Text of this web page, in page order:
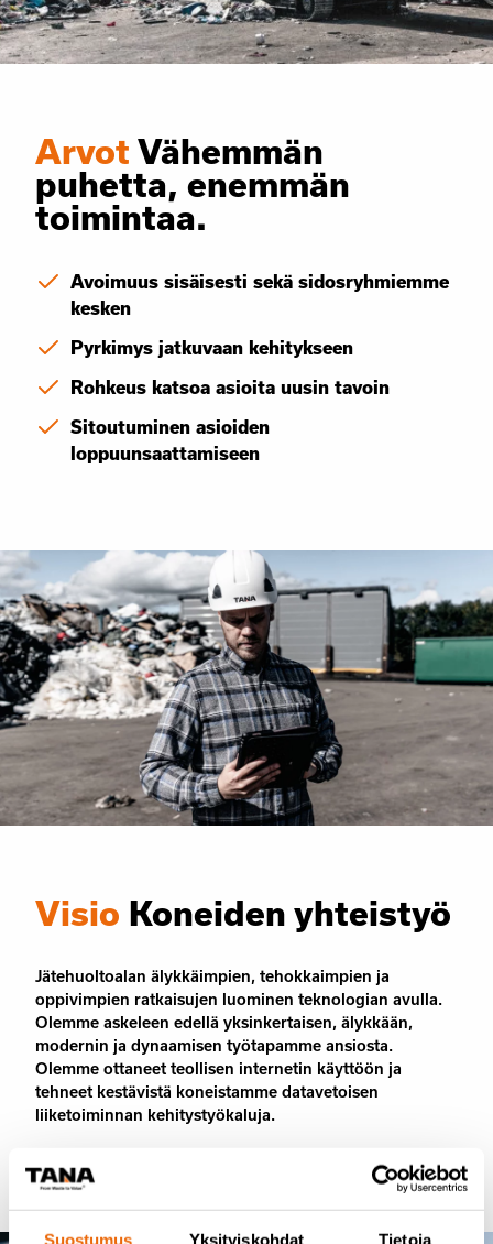
Suostumus Yksityiskohdat Tietoja
Arvot Vähemmän
puhetta, enemmän
toimintaa.
Avoimuus sisäisesti sekä sidosryhmiemme
kesken
Pyrkimys jatkuvaan kehitykseen
Rohkeus katsoa asioita uusin tavoin
Sitoutuminen asioiden
loppuunsaattamiseen
Visio Koneiden yhteistyö
Jätehuoltoalan älykkäimpien, tehokkaimpien ja
oppivimpien ratkaisujen luominen teknologian avulla.
Olemme askeleen edellä yksinkertaisen, älykkään,
modernin ja dynaamisen työtapamme ansiosta.
Olemme ottaneet teollisen internetin käyttöön ja
tehneet kestävistä koneistamme datavetoisen
liiketoiminnan kehitystyökaluja.